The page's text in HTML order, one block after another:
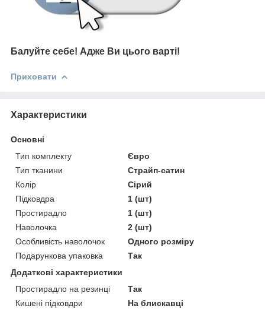
Балуйте себе! Адже Ви цього варті!
Приховати
Характеристики
Основні
Тип комплекту
Євро
Тип тканини
Страйп-сатин
Колір
Сірий
Підковдра
1 (шт)
Простирадло
1 (шт)
Наволочка
2 (шт)
Особливість наволочок
Одного розміру
Подарункова упаковка
Так
Додаткові характеристики
Простирадло на резинці
Так
Кишені підковдри
На блискавці